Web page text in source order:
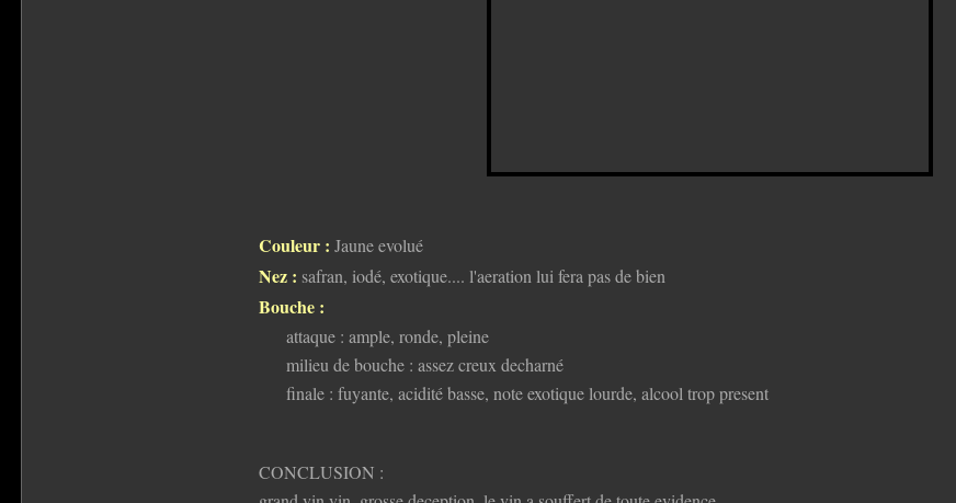
Couleur : Jaune evolué
Nez : safran, iodé, exotique.... l'aeration lui fera pas de bien
Bouche :
attaque : ample, ronde, pleine
milieu de bouche : assez creux decharné
finale : fuyante, acidité basse, note exotique lourde, alcool trop present
CONCLUSION :